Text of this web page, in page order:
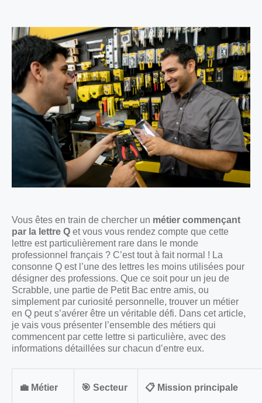
Vous êtes en train de chercher un métier commençant
par la lettre Q et vous vous rendez compte que cette
lettre est particulièrement rare dans le monde
professionnel français ? C’est tout à fait normal ! La
consonne Q est l’une des lettres les moins utilisées pour
désigner des professions. Que ce soit pour un jeu de
Scrabble, une partie de Petit Bac entre amis, ou
simplement par curiosité personnelle, trouver un métier
en Q peut s’avérer être un véritable défi. Dans cet article,
je vais vous présenter l’ensemble des métiers qui
commencent par cette lettre si particulière, avec des
informations détaillées sur chacun d’entre eux.
💼 Métier 🎯 Secteur 📋 Mission principale